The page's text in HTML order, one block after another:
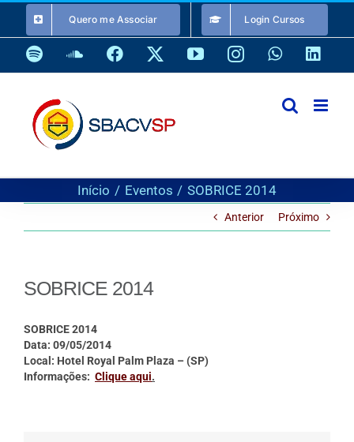
o
conteúdo
Quero me Associar Login Cursos
SpotifySoundCloud
Facebook YouTubeInstagramWhatsApp
Início Eventos SOBRICE 2014
Anterior Próximo
SOBRICE 2014
SOBRICE 2014
Data: 09/05/2014
Local: Hotel Royal Palm Plaza – (SP)
Informações: Clique aqui.